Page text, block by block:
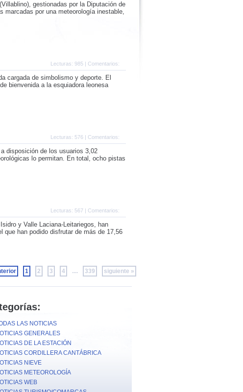
gestionadas por la Diputación de
marcadas por una meteorología inestable,
Lecturas: 985 | Comentarios:
cargada de simbolismo y deporte. El
bienvenida a la esquiadora leonesa
Lecturas: 576 | Comentarios:
disposición de los usuarios 3,02
lo permitan. En total, ocho pistas
Lecturas: 567 | Comentarios:
y Valle Laciana-Leitariegos, han
que han podido disfrutar de más de 17,56
1 2 3 4 .... 339 siguiente »
LAS NOTICIAS
GENERALES
DE LA ESTACIÓN
CORDILLERA CANTÁBRICA
NIEVE
METEOROLOGÍA
WEB